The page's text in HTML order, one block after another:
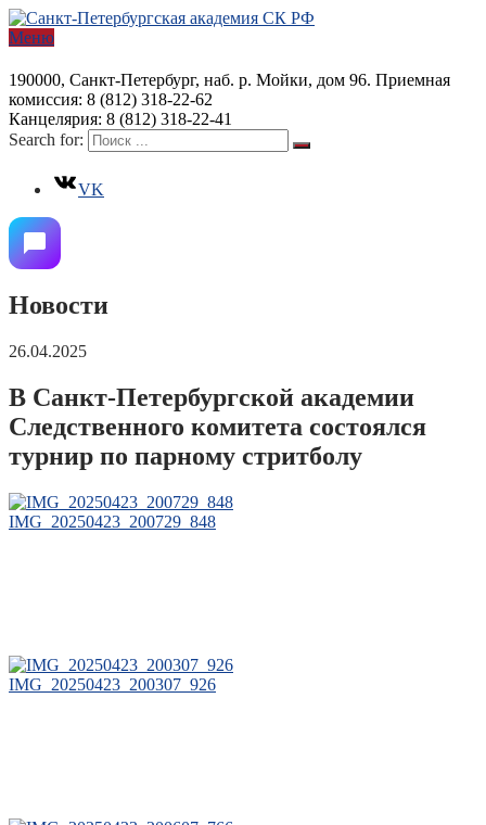
Меню
190000, Санкт-Петербург, наб. р. Мойки, дом 96. Приемная
комиссия: 8 (812) 318-22-62
Канцелярия: 8 (812) 318-22-41
Search for:
VK
Новости
26.04.2025
В Санкт-Петербургской академии
Следственного комитета состоялся
турнир по парному стритболу
IMG_20250423_200729_848
IMG_20250423_200307_926